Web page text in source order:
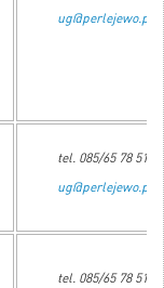
ug@perlejewo.pl
tel. 085/65 78 515
ug@perlejewo.pl
tel. 085/65 78 515